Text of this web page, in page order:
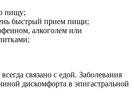
пищу;
быстрый прием пищи;
алкоголем или
связано с едой. Заболевания
дискомфорта в эпигастральной